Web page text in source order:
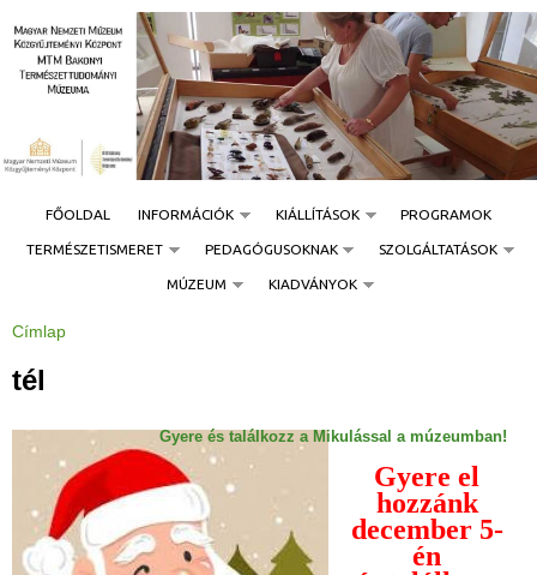
Jump to navigation
FŐOLDAL INFORMÁCIÓK KIÁLLÍTÁSOK PROGRAMOK
TERMÉSZETISMERET PEDAGÓGUSOKNAK SZOLGÁLTATÁSOK
MÚZEUM KIADVÁNYOK
J
l
e
e
Címlap
tél
Gyere és találkozz a Mikulással a múzeumban!
Gyere el
hozzánk
december 5-
én